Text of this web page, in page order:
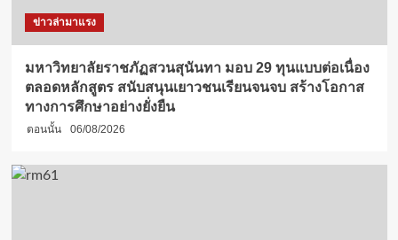
ข่าวล่ามาแรง
มหาวิทยาลัยราชภัฏสวนสุนันทา มอบ 29 ทุนแบบต่อเนื่อง
ตลอดหลักสูตร สนับสนุนเยาวชนเรียนจนจบ สร้างโอกาส
ทางการศึกษาอย่างยั่งยืน
ตอนนั้น 06/08/2026